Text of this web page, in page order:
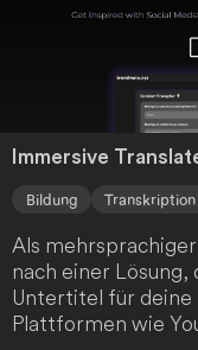
effiziente
Immersive
Bildung Transkription
Als
nach einer Lösung,
Untertitel für deine
Plattformen wie